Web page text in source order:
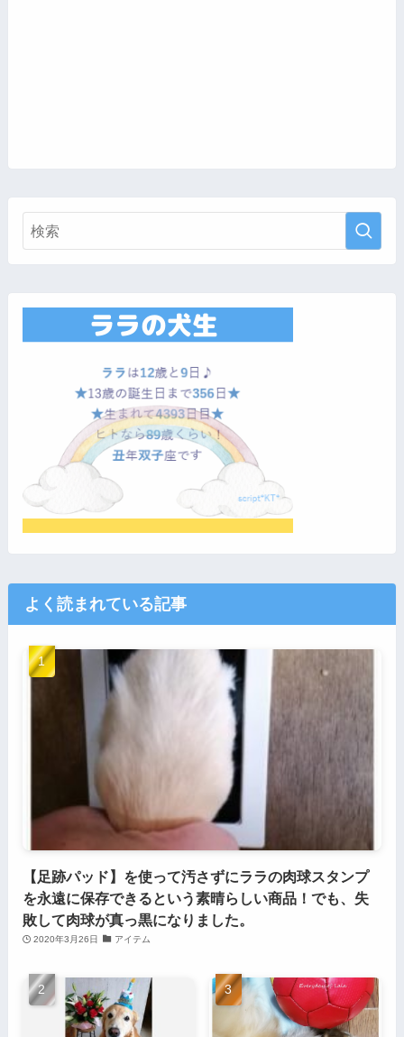
よく読まれている記事
【足跡パッド】を使って汚さずにララの肉球スタンプ
を永遠に保存できるという素晴らしい商品！でも、失
敗して肉球が真っ黒になりました。
2020年3月26日 アイテム